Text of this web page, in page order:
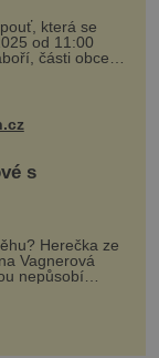
která se
od 11:00
části obce
naleznete
kostela,
s
Herečka ze
Vagnerová
nepůsobí